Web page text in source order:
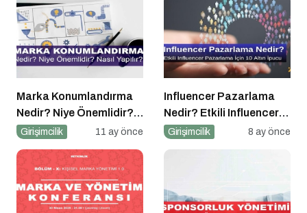
Marka Konumlandırma
Nedir? Niye Önemlidir?
Nasıl Yapılır?
Girişimcilik 11 ay önce
Influencer Pazarlama
Nedir? Etkili Influencer
Pazarlama için 10 Altın
Girişimcilik 8 ay önce